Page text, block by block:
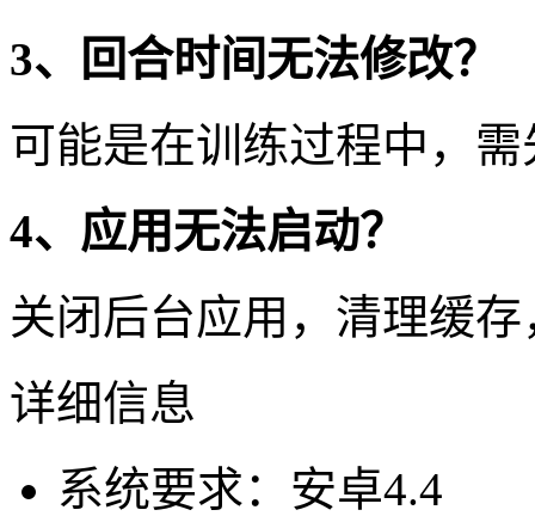
3、回合时间无法修改？
可能是在训练过程中，
4、应用无法启动？
关闭后台应用，清理缓
详细信息
系统要求：安卓4.4